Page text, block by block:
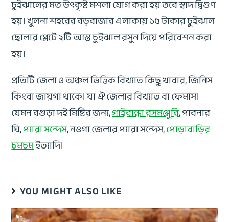
চুইঝালের মত উৎকৃষ্ট মশলা যোগ করা হয় তবে স্বাদ দ্বিগুণ
হয়। খুলনা শহরের বড়বাজার এলাকায় ১৫ টাকার চুইঝাল
ছোলার প্লেটে ২টি আস্ত চুইঝাল রসুন দিয়ে পরিবেশন করা
হয়।
প্রতিটি জেলা ও অঞ্চল ভিত্তিক বিখ্যাত কিছু খাবার, জিনিস
কিংবা জায়গা থাকে। যা ঐ জেলার বিখ্যাত বা ফেমাস।
যেমন বগুড়া দই মিষ্টির জন্য,গাইবান্ধা রসমঞ্জুরি, পাবনার
ঘি,প্যারা সন্দেস, নওগা জেলার প্যারা সন্দেস,পোড়াবাড়ির
চমচমইত্যাদি।
YOU MIGHT ALSO LIKE